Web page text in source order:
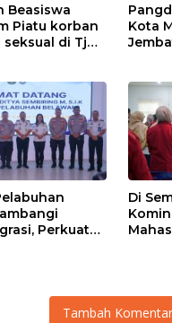
Beasiswa
Piatu korban
di Tj
Kota
Perkuat
Di
Tambah Komentar